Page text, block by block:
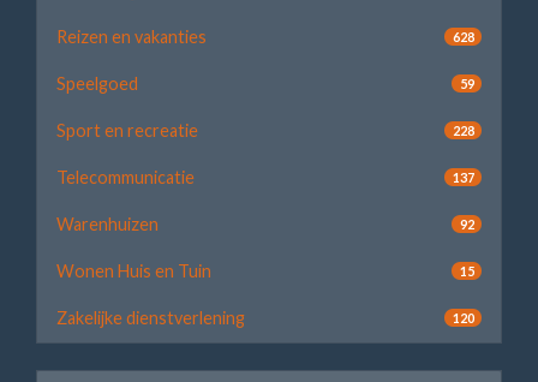
Reizen en vakanties 628
Speelgoed 59
Sport en recreatie 228
Telecommunicatie 137
Warenhuizen 92
Wonen Huis en Tuin 15
Zakelijke dienstverlening 120